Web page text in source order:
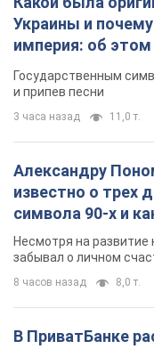
Несмотря на развитие
забывал о личном
8 часов назад 8,0 т.
В ПриватБанке
действительны
года: принимают
банки такие
Что делать, если
принимают старые
10 часов назад 71,7 т.